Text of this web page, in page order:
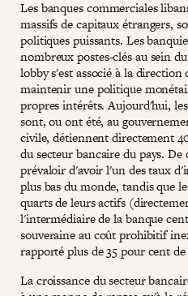
Les banques commerciales
massifs de capitaux étrangers,
politiques puissants. Les
nombreux postes-clés au sein
lobby s'est associé à la
maintenir une politique
propres intérêts. Aujourd'hui,
sont, ou ont été, au
civile, détiennent directement
du secteur bancaire du pays.
prévaloir d'avoir l'un des taux
plus bas du monde, tandis que
quarts de leurs actifs
l'intermédiaire de la banque
souveraine au coût prohibitif
rapporté plus de 35 pour cent
La croissance du secteur